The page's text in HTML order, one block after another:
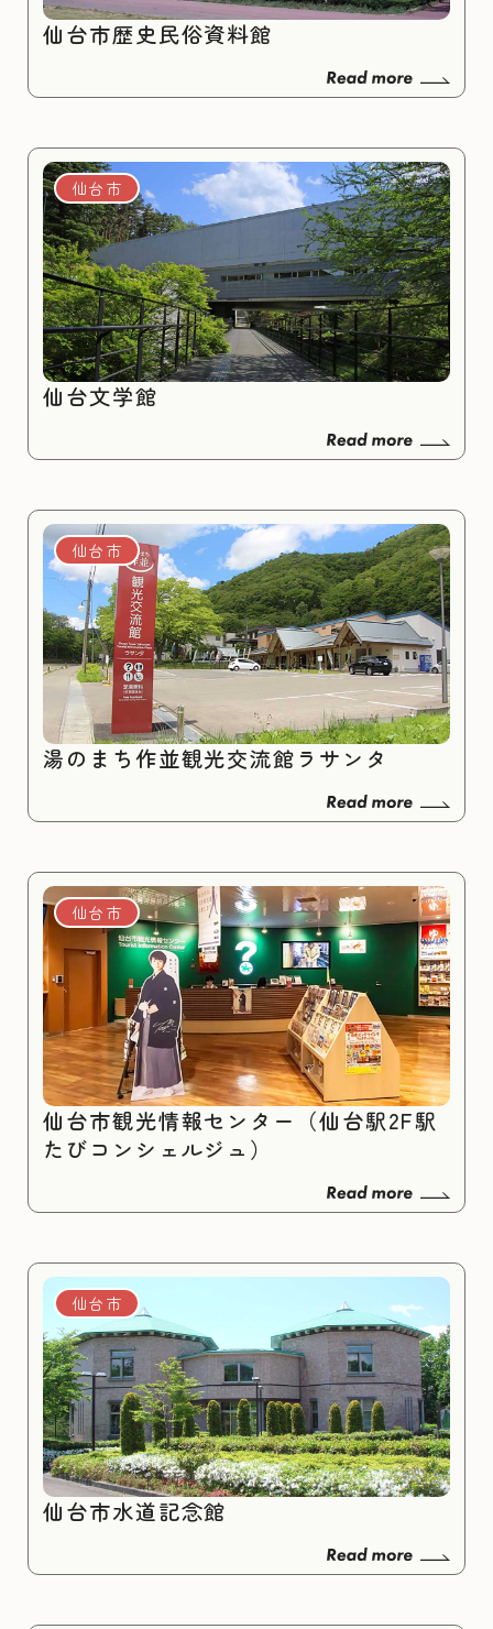
仙台市歴史民俗資料館
仙台市
仙台文学館
仙台市
湯のまち作並観光交流館ラサンタ
仙台市
仙台市観光情報センター（仙台駅2F駅
たびコンシェルジュ）
仙台市
仙台市水道記念館